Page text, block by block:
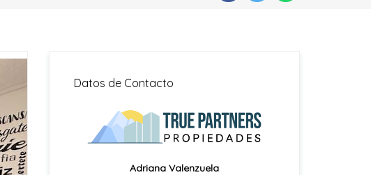
Datos de Contacto
Adriana Valenzuela